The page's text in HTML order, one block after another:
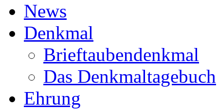
News
Denkmal
Brieftaubendenkmal
Das Denkmaltagebuch
Ehrung